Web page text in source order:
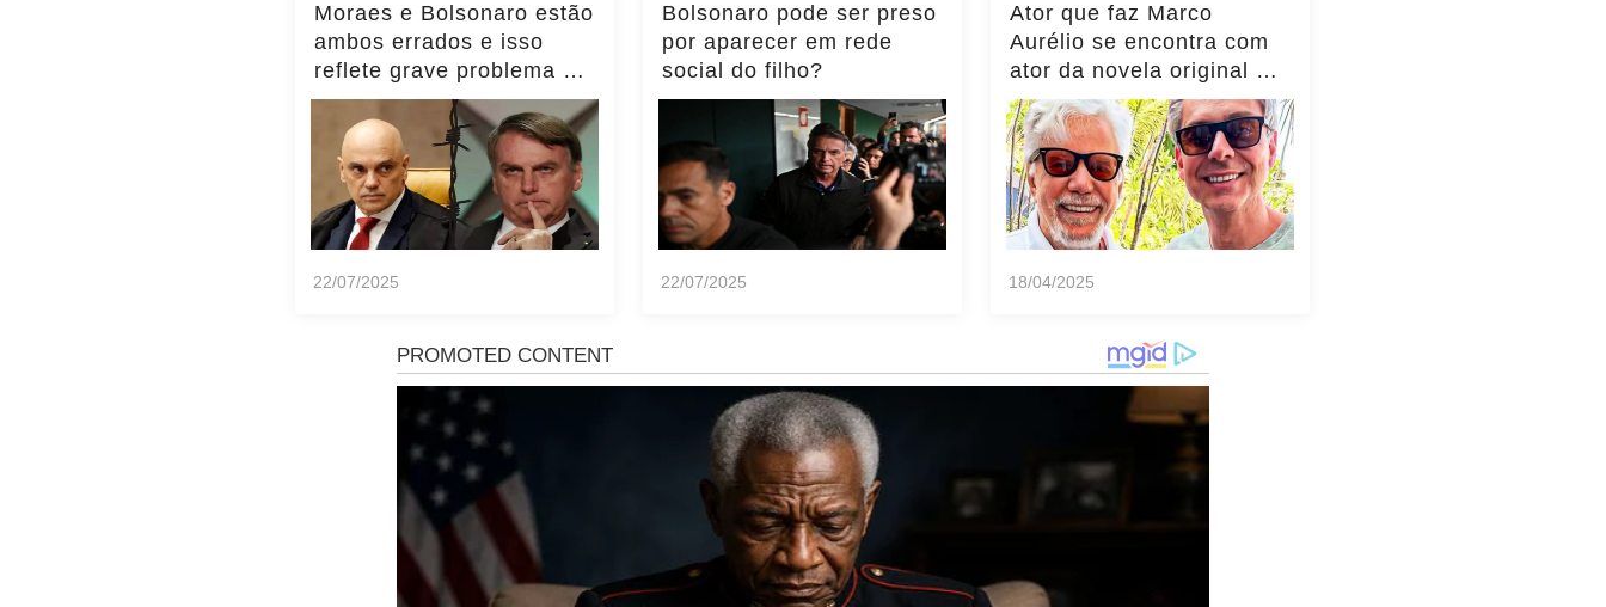
Moraes e Bolsonaro estão
ambos errados e isso
reflete grave problema do
Brasil, diz Transparência
Internacional
22/07/2025
Bolsonaro pode ser preso
por aparecer em rede
social do filho?
22/07/2025
Ator que faz Marco
Aurélio se encontra com
ator da novela original e
momento viraliza,
notícias!... ver mais
18/04/2025